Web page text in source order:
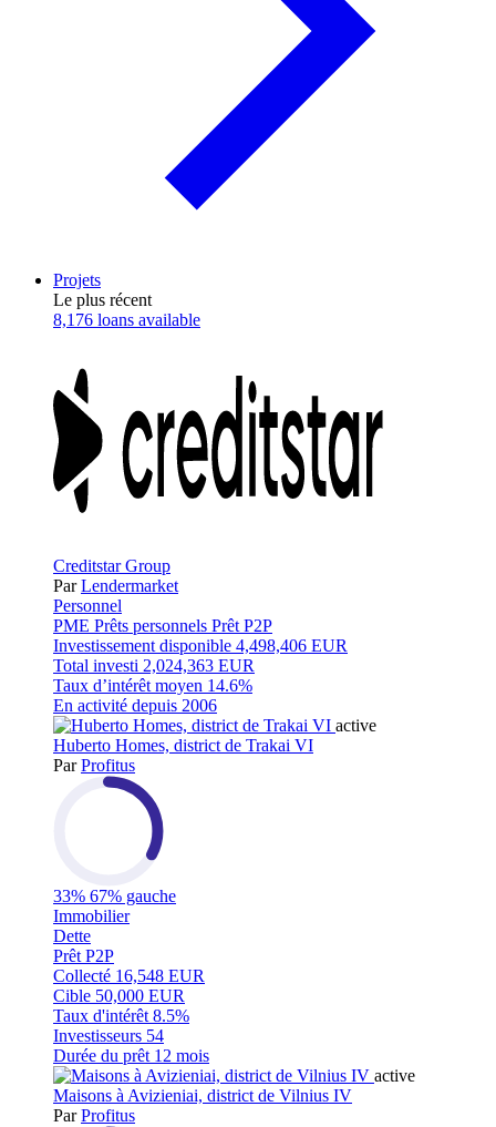
Projets
Le plus récent
8,176 loans available
Creditstar Group
ParLendermarket
Personnel
PME Prêts personnels Prêt P2P
Investissement disponible 4,498,406 EUR
Total investi 2,024,363 EUR
Taux d’intérêt moyen 14.6%
En activité depuis 2006
active
Huberto Homes, district de Trakai VI
ParProfitus
33% 67% gauche
Immobilier
Dette
Prêt P2P
Collecté 16,548 EUR
Cible 50,000 EUR
Taux d'intérêt 8.5%
Investisseurs 54
Durée du prêt 12 mois
active
Maisons à Avizieniai, district de Vilnius IV
ParProfitus